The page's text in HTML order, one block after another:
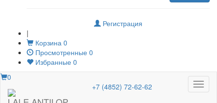
Регистрация
|
Корзина 0
Просмотренные 0
Избранные 0
Меню
0
+7 (4852) 72-62-62